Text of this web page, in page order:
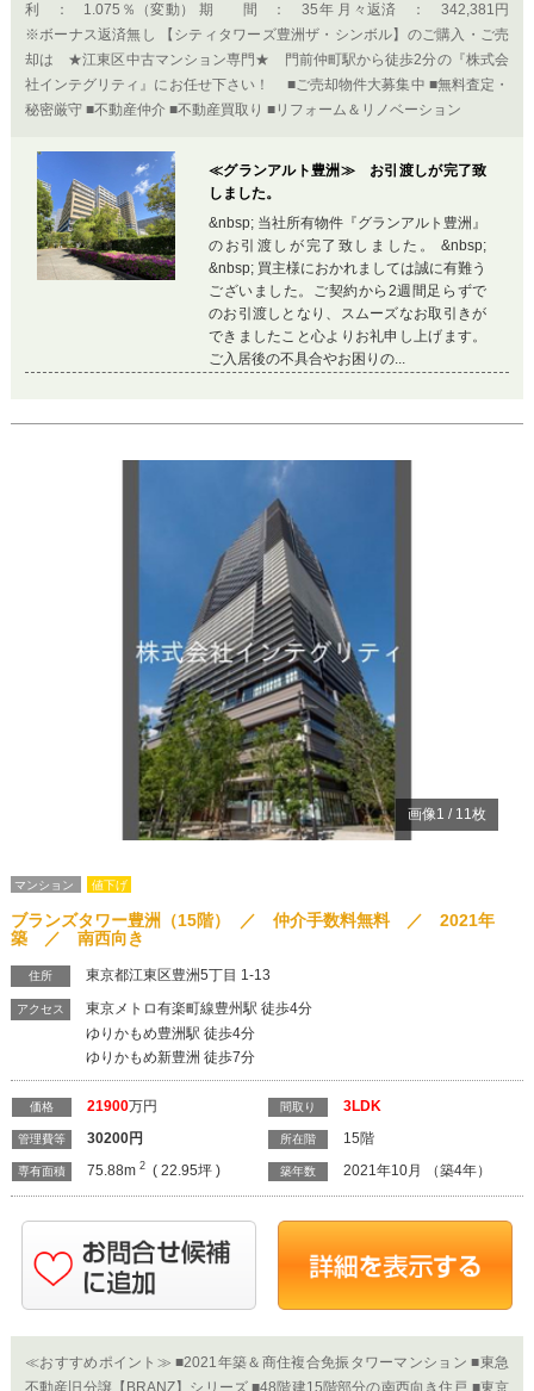
利 ： 1.075％（変動） 期 間 ： 35年 月々返済 ： 342,381円
※ボーナス返済無し 【シティタワーズ豊洲ザ・シンボル】のご購入・ご売
却は ★江東区中古マンション専門★ 門前仲町駅から徒歩2分の『株式会
社インテグリティ』にお任せ下さい！ ■ご売却物件大募集中 ■無料査定・
秘密厳守 ■不動産仲介 ■不動産買取り ■リフォーム＆リノベーション
≪グランアルト豊洲≫ お引渡しが完了致
しました。
&nbsp; 当社所有物件『グランアルト豊洲』
のお引渡しが完了致しました。 &nbsp;
&nbsp; 買主様におかれましては誠に有難う
ございました。ご契約から2週間足らずで
のお引渡しとなり、スムーズなお取引きが
できましたこと心よりお礼申し上げます。
ご入居後の不具合やお困りの...
Previous
画像1 / 11 枚
マンション 値下げ
ブランズタワー豊洲（15階） ／ 仲介手数料無料 ／ 2021年
築 ／ 南西向き
住所 東京都江東区豊洲5丁目 1-13
アクセス
東京メトロ有楽町線豊州駅 徒歩4分
ゆりかもめ豊洲駅 徒歩4分
ゆりかもめ新豊洲 徒歩7分
価格 21900万円
管理費等 30200円
専有面積 75.88m2 ( 22.95坪 )
間取り 3LDK
所在階 15階
築年数 2021年10月 （築4年）
≪おすすめポイント≫ ■2021年築＆商住複合免振タワーマンション ■東急
不動産旧分譲【BRANZ】シリーズ ■48階建15階部分の南西向き住戸 ■東京